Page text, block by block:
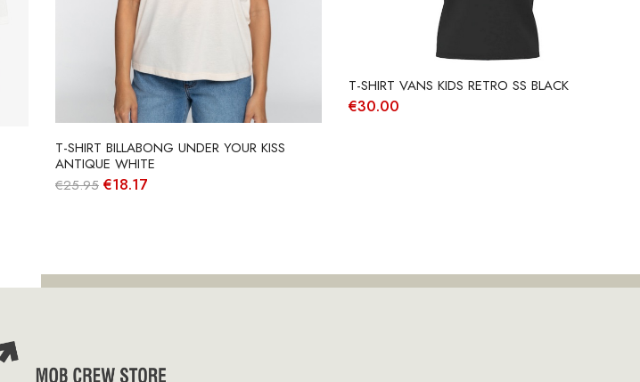
T-SHIRT BILLABONG UNDER YOUR KISS
ANTIQUE WHITE
€25.95 O
€18.17O
T-SHIRT VANS KIDS RETRO SS BLACK
€30.00